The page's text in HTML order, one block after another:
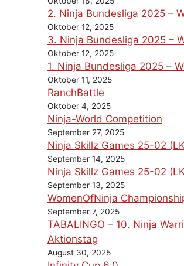
2. Ninja Bundesliga 2025 –
Oktober 12, 2025
3. Ninja Bundesliga 2025 –
Oktober 12, 2025
1. Ninja Bundesliga 2025 –
Oktober 11, 2025
RanchBattle
Oktober 4, 2025
Ninja-World Competition
September 27, 2025
Ninja Skillz Games 25-02
September 14, 2025
Ninja Skillz Games 25-02
September 13, 2025
WomenOfNinja
September 7, 2025
TABALINGO – 10. Ninja
Aktionstag
August 30, 2025